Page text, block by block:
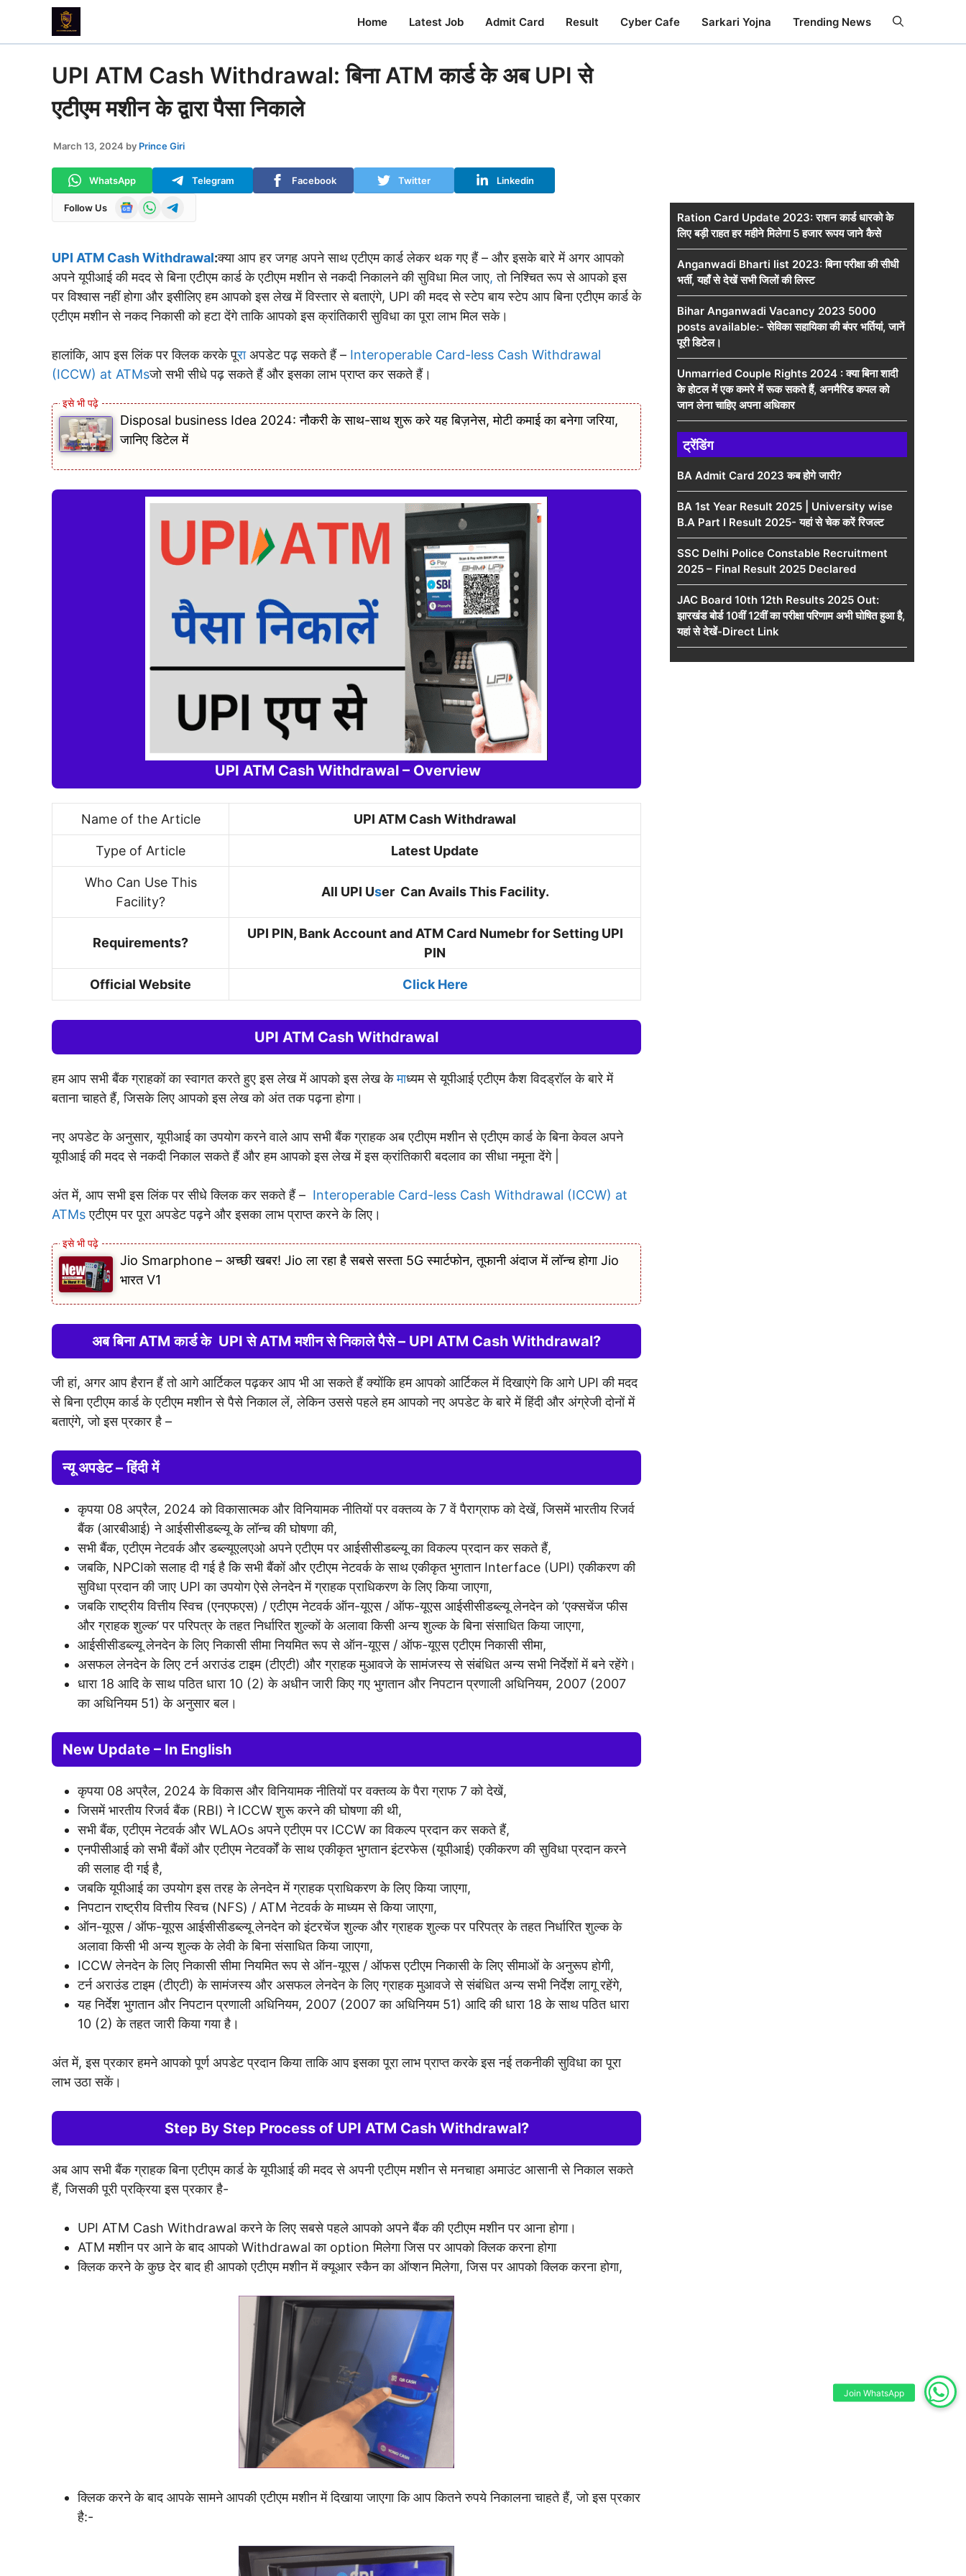
content
Home Latest Job Admit Card Result Cyber Cafe Sarkari Yojna Trending News
UPI ATM Cash Withdrawal: बिना ATM कार्ड के अब UPI से
एटीएम मशीन के द्वारा पैसा निकाले
March 13, 2024 by Prince Giri
WhatsApp Telegram Facebook Twitter Linkedin
Follow Us
UPI ATM Cash Withdrawal:क्या आप हर जगह अपने साथ एटीएम कार्ड लेकर थक गए हैं – और इसके बारे में अगर आपको
अपने यूपीआई की मदद से बिना एटीएम कार्ड के एटीएम मशीन से नकदी निकालने की सुविधा मिल जाए, तो निश्चित रूप से आपको इस
पर विश्वास नहीं होगा और इसीलिए हम आपको इस लेख में विस्तार से बताएंगे, UPI की मदद से स्टेप बाय स्टेप आप बिना एटीएम कार्ड के
एटीएम मशीन से नकद निकासी को हटा देंगे ताकि आपको इस क्रांतिकारी सुविधा का पूरा लाभ मिल सके।
हालांकि, आप इस लिंक पर क्लिक करके पूराअपडेट पढ़ सकते हैं – Interoperable Card-less Cash Withdrawal
(ICCW) at ATMsजो सभी सीधे पढ़ सकते हैं और इसका लाभ प्राप्त कर सकते हैं।
Disposal business Idea 2024: नौकरी के साथ-साथ शुरू करे यह बिज़नेस, मोटी कमाई का बनेगा जरिया,
जानिए डिटेल में
UPI ATM Cash Withdrawal – Overview
Name of the Article UPI ATM Cash Withdrawal
Type of Article Latest Update
Who Can Use This
Facility?
All UPI User Can Avails This Facility.
Requirements?
UPI PIN, Bank Account and ATM Card Numebr for Setting UPI
PIN
Official Website Click Here
UPI ATM Cash Withdrawal
हम आप सभी बैंक ग्राहकों का स्वागत करते हुए इस लेख में आपको इस लेख केमाध्यम से यूपीआई एटीएम कैश विदड्रॉल के बारे में
बताना चाहते हैं, जिसके लिए आपको इस लेख को अंत तक पढ़ना होगा।
नए अपडेट के अनुसार, यूपीआई का उपयोग करने वाले आप सभी बैंक ग्राहक अब एटीएम मशीन से एटीएम कार्ड के बिना केवल अपने
यूपीआई की मदद से नकदी निकाल सकते हैं और हम आपको इस लेख में इस क्रांतिकारी बदलाव का सीधा नमूना देंगे |
अंत में, आप सभी इस लिंक पर सीधे क्लिक कर सकते हैं – Interoperable Card-less Cash Withdrawal (ICCW) at
ATMsएटीएम पर पूरा अपडेट पढ़ने और इसका लाभ प्राप्त करने के लिए।
Jio Smarphone – अच्छी खबर! Jio ला रहा है सबसे सस्ता 5G स्मार्टफोन, तूफानी अंदाज में लॉन्च होगा Jio
भारत V1
अब बिना ATM कार्ड के UPI से ATM मशीन से निकाले पैसे – UPI ATM Cash Withdrawal?
जी हां, अगर आप हैरान हैं तो आगे आर्टिकल पढ़कर आप भी आ सकते हैं क्योंकि हम आपको आर्टिकल में दिखाएंगे कि आगे UPI की मदद
से बिना एटीएम कार्ड के एटीएम मशीन से पैसे निकाल लें, लेकिन उससे पहले हम आपको नए अपडेट के बारे में हिंदी और अंग्रेजी दोनों में
बताएंगे, जो इस प्रकार है –
न्यू अपडेट – हिंदी में
कृपया 08 अप्रैल, 2024 को विकासात्मक और विनियामक नीतियों पर वक्तव्य के 7 वें पैराग्राफ को देखें, जिसमें भारतीय रिजर्व
बैंक (आरबीआई) ने आईसीसीडब्ल्यू के लॉन्च की घोषणा की,
सभी बैंक, एटीएम नेटवर्क और डब्ल्यूएलएओ अपने एटीएम पर आईसीसीडब्ल्यू का विकल्प प्रदान कर सकते हैं,
जबकि, NPCIको सलाह दी गई है कि सभी बैंकों और एटीएम नेटवर्क के साथ एकीकृत भुगतान Interface (UPI) एकीकरण की
सुविधा प्रदान की जाए UPI का उपयोग ऐसे लेनदेन में ग्राहक प्राधिकरण के लिए किया जाएगा,
जबकि राष्ट्रीय वित्तीय स्विच (एनएफएस) / एटीएम नेटवर्क ऑन-यूएस / ऑफ-यूएस आईसीसीडब्ल्यू लेनदेन को ‘एक्सचेंज फीस
और ग्राहक शुल्क’ पर परिपत्र के तहत निर्धारित शुल्कों के अलावा किसी अन्य शुल्क के बिना संसाधित किया जाएगा,
आईसीसीडब्ल्यू लेनदेन के लिए निकासी सीमा नियमित रूप से ऑन-यूएस / ऑफ-यूएस एटीएम निकासी सीमा,
असफल लेनदेन के लिए टर्न अराउंड टाइम (टीएटी) और ग्राहक मुआवजे के सामंजस्य से संबंधित अन्य सभी निर्देशों में बने रहेंगे।
धारा 18 आदि के साथ पठित धारा 10 (2) के अधीन जारी किए गए भुगतान और निपटान प्रणाली अधिनियम, 2007 (2007
का अधिनियम 51) के अनुसार बल।
New Update – In English
कृपया 08 अप्रैल, 2024 के विकास और विनियामक नीतियों पर वक्तव्य के पैरा ग्राफ 7 को देखें,
जिसमें भारतीय रिजर्व बैंक (RBI) ने ICCW शुरू करने की घोषणा की थी,
सभी बैंक, एटीएम नेटवर्क और WLAOs अपने एटीएम पर ICCW का विकल्प प्रदान कर सकते हैं,
एनपीसीआई को सभी बैंकों और एटीएम नेटवर्कों के साथ एकीकृत भुगतान इंटरफेस (यूपीआई) एकीकरण की सुविधा प्रदान करने
की सलाह दी गई है,
जबकि यूपीआई का उपयोग इस तरह के लेनदेन में ग्राहक प्राधिकरण के लिए किया जाएगा,
निपटान राष्ट्रीय वित्तीय स्विच (NFS) / ATM नेटवर्क के माध्यम से किया जाएगा,
ऑन-यूएस / ऑफ-यूएस आईसीसीडब्ल्यू लेनदेन को इंटरचेंज शुल्क और ग्राहक शुल्क पर परिपत्र के तहत निर्धारित शुल्क के
अलावा किसी भी अन्य शुल्क के लेवी के बिना संसाधित किया जाएगा,
ICCW लेनदेन के लिए निकासी सीमा नियमित रूप से ऑन-यूएस / ऑफस एटीएम निकासी के लिए सीमाओं के अनुरूप होगी,
टर्न अराउंड टाइम (टीएटी) के सामंजस्य और असफल लेनदेन के लिए ग्राहक मुआवजे से संबंधित अन्य सभी निर्देश लागू रहेंगे,
यह निर्देश भुगतान और निपटान प्रणाली अधिनियम, 2007 (2007 का अधिनियम 51) आदि की धारा 18 के साथ पठित धारा
10 (2) के तहत जारी किया गया है।
अंत में, इस प्रकार हमने आपको पूर्ण अपडेट प्रदान किया ताकि आप इसका पूरा लाभ प्राप्त करके इस नई तकनीकी सुविधा का पूरा
लाभ उठा सकें।
Step By Step Process of UPI ATM Cash Withdrawal?
अब आप सभी बैंक ग्राहक बिना एटीएम कार्ड के यूपीआई की मदद से अपनी एटीएम मशीन से मनचाहा अमाउंट आसानी से निकाल सकते
हैं, जिसकी पूरी प्रक्रिया इस प्रकार है-
UPI ATM Cash Withdrawal करने के लिए सबसे पहले आपको अपने बैंक की एटीएम मशीन पर आना होगा।
ATM मशीन पर आने के बाद आपको Withdrawal का option मिलेगा जिस पर आपको क्लिक करना होगा
क्लिक करने के कुछ देर बाद ही आपको एटीएम मशीन में क्यूआर स्कैन का ऑप्शन मिलेगा, जिस पर आपको क्लिक करना होगा,
क्लिक करने के बाद आपके सामने आपकी एटीएम मशीन में दिखाया जाएगा कि आप कितने रुपये निकालना चाहते हैं, जो इस प्रकार
है:-
Ration Card Update 2023: राशन कार्ड धारको के
लिए बड़ी राहत हर महीने मिलेगा 5 हजार रूपय जाने कैसे
Anganwadi Bharti list 2023: बिना परीक्षा की सीधी
भर्ती, यहाँ से देखें सभी जिलों की लिस्ट
Bihar Anganwadi Vacancy 2023 5000
posts available:- सेविका सहायिका की बंपर भर्तियां, जानें
पूरी डिटेल।
Unmarried Couple Rights 2024 : क्या बिना शादी
के होटल में एक कमरे में रूक सकते हैं, अनमैरिड कपल को
जान लेना चाहिए अपना अधिकार
ट्रेंडिंग
BA Admit Card 2023 कब होगे जारी?
BA 1st Year Result 2025 | University wise
B.A Part I Result 2025- यहां से चेक करें रिजल्ट
SSC Delhi Police Constable Recruitment
2025 – Final Result 2025 Declared
JAC Board 10th 12th Results 2025 Out:
झारखंड बोर्ड 10वीं 12वीं का परीक्षा परिणाम अभी घोषित हुआ है,
यहां से देखें-Direct Link
Join WhatsApp